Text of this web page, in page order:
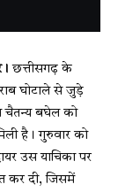
छत्तीसगढ़ के
घोटाले से जुड़े
चैतन्य बघेल को
है। गुरुवार को
उस याचिका पर
कर दी, जिसमें